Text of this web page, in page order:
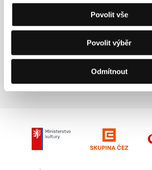
Povolit vše
Povolit výběr
Odmítnout
Sekce:Pocta Jiřímu Menzelovi
Otevřená srdce
Režie: Susanne Bier / Dánsko, 2002, 103